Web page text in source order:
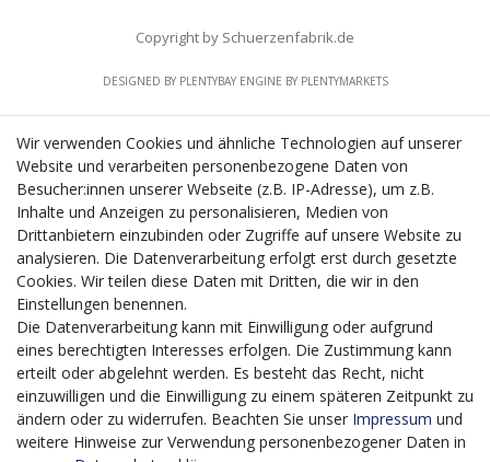
Copyright by Schuerzenfabrik.de
DESIGNED BY PLENTYBAYENGINE BY PLENTYMARKETS
CMS-Softwaresystems zur digitalen Optimierung
von Geschäftsprozessen
Mit dem vorgenannten Projekt, welches im Zeitraum vom
20.12.2023 bis zum 29.02.2024 im Rahmen des
Förderprogrammes Digitalisierung Zuschuss EFRE 2021
bis 2027 umgesetzt wird, möchten wir in die Anschaffung
eines Content-Management-Systems (CMS-
Softwaresystem) investieren, um unseren Online-Shop
künftig selbst verwalten zu können. Diese Software dient
der effizienteren gemeinschaftlichen Erstellung,
Bearbeitung, Organisation und Darstellung digitaler
Inhalte (Content) in unserem Unternehmen. Dies ist
Wir verwenden Cookies und ähnliche Technologien auf unserer
Website und verarbeiten personenbezogene Daten von
Besucher:innen unserer Webseite (z.B. IP-Adresse), um z.B.
Inhalte und Anzeigen zu personalisieren, Medien von
Drittanbietern einzubinden oder Zugriffe auf unsere Website zu
analysieren. Die Datenverarbeitung erfolgt erst durch gesetzte
Cookies. Wir teilen diese Daten mit Dritten, die wir in den
Einstellungen benennen.
Die Datenverarbeitung kann mit Einwilligung oder aufgrund
eines berechtigten Interesses erfolgen. Die Zustimmung kann
erteilt oder abgelehnt werden. Es besteht das Recht, nicht
einzuwilligen und die Einwilligung zu einem späteren Zeitpunkt zu
ändern oder zu widerrufen. Beachten Sie unser Impressum und
weitere Hinweise zur Verwendung personenbezogener Daten in